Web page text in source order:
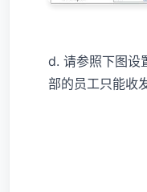
d. 请参照下图设
部的员工只能收